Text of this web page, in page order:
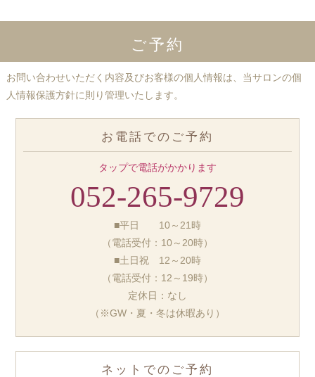
ご予約
お問い合わせいただく内容及びお客様の個人情報は、当サロンの個
人情報保護方針に則り管理いたします。
お電話でのご予約
タップで電話がかかります
052-265-9729
■平日 10～21時
（電話受付：10～20時）
■土日祝 12～20時
（電話受付：12～19時）
定休日：なし
（※GW・夏・冬は休暇あり）
ネットでのご予約